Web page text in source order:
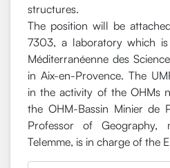
structures.
The position will be
7303, a laboratory which
Méditerranéenne des
in Aix-en-Provence. The
in the activity of the OHMs
the OHM-Bassin Minier de
Professor of
Telemme, is in charge of the